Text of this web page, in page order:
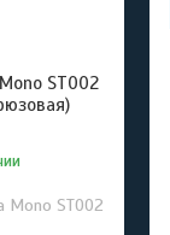
ST002
Mono ST002